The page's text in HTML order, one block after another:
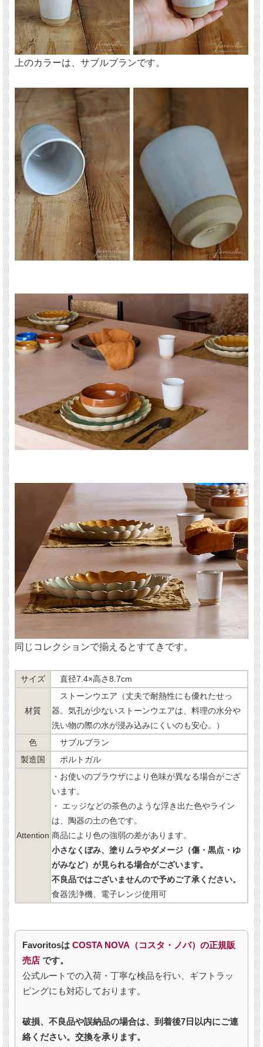
上のカラーは、サブルブランです。
同じコレクションで揃えるとすてきです。
サイズ 直径7.4×高さ8.7cm
材質
ストーンウエア（丈夫で耐熱性にも優れたせっ
器。気孔が少ないストーンウエアは、料理の水分や
洗い物の際の水が浸み込みにくいのも安心。）
色
サブルブラン
製造国
ポルトガル
Attention
・お使いのブラウザにより色味が異なる場合がござ
います。
・ エッジなどの茶色のような浮き出た色やライン
は、陶器の土の色です。
商品により色の強弱の差があります。
小さなくぼみ、塗りムラやダメージ（傷・黒点・ゆ
がみなど）が見られる場合がございます。
不良品ではございませんので予めご了承ください。
食器洗浄機、電子レンジ使用可
Favoritosは COSTA NOVA（コスタ・ノバ）の正規販
売店 です。
公式ルートでの入荷・丁寧な検品を行い、ギフトラッ
ピングにも対応しております。
破損、不良品や誤納品の場合は、到着後7日以内にご連
絡ください。交換を承ります。